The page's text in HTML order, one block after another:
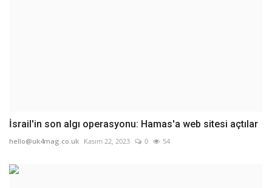
İsrail'in son algı operasyonu: Hamas'a web sitesi açtılar
hello@uk4mag.co.uk Kasım 22, 2023 0 54